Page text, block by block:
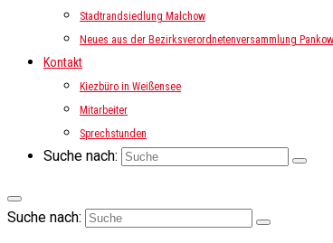
Stadtrandsiedlung Malchow
Neues aus der Bezirksverordnetenversammlung Pankow
Kontakt
Kiezbüro in Weißensee
Mitarbeiter
Sprechstunden
Suche nach:
Suche nach: